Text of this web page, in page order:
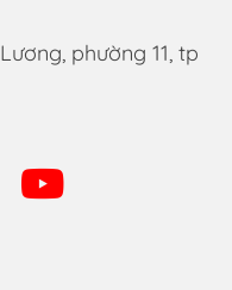
phường 11, tp